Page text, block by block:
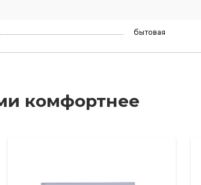
бытовая
комфортнее